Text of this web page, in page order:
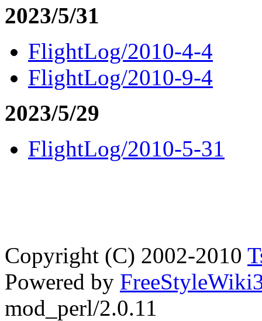
2023/5/31
FlightLog/2010-4-4
FlightLog/2010-9-4
2023/5/29
FlightLog/2010-5-31
Copyright (C) 2002-2010
Powered by
mod_perl/2.0.11